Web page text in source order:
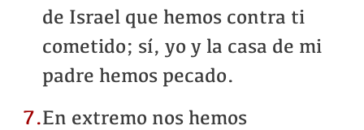
de Israel que hemos contra ti
cometido; sí, yo y la casa de mi
padre hemos pecado.
7.En extremo nos hemos